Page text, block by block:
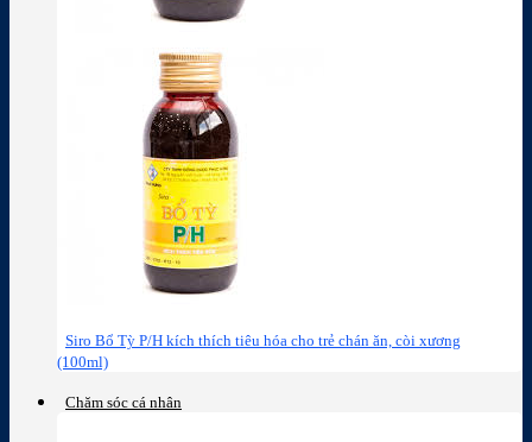
Siro Bổ Tỳ P/H kích thích tiêu hóa cho trẻ chán ăn, còi xương
(100ml)
Chăm sóc cá nhân